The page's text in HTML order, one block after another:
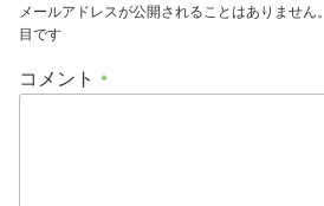
メールアドレスが公開されることはありません。
目です
コメント *